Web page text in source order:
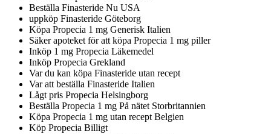
Beställa Finasteride Nu USA
uppköp Finasteride Göteborg
Köpa Propecia 1 mg Generisk Italien
Säker apoteket för att köpa Propecia 1 mg piller
Inköp 1 mg Propecia Läkemedel
Inköp Propecia Grekland
Var du kan köpa Finasteride utan recept
Var att beställa Finasteride Italien
Lågt pris Propecia Helsingborg
Beställa Propecia 1 mg På nätet Storbritannien
Köpa Propecia 1 mg utan recept Belgien
Köp Propecia Billigt